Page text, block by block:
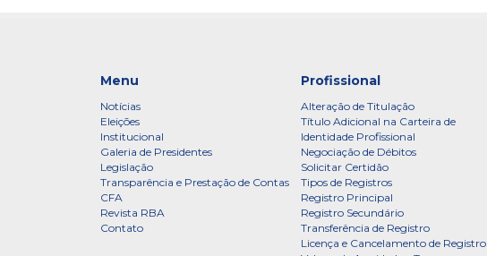
Menu
Notícias
Eleições
Institucional
Galeria de Presidentes
Legislação
Transparência e Prestação de Contas
CFA
Revista RBA
Contato
Profissional
Alteração de Titulação
Título Adicional na Carteira de
Identidade Profissional
Negociação de Débitos
Solicitar Certidão
Tipos de Registros
Registro Principal
Registro Secundário
Transferência de Registro
Licença e Cancelamento de Registro